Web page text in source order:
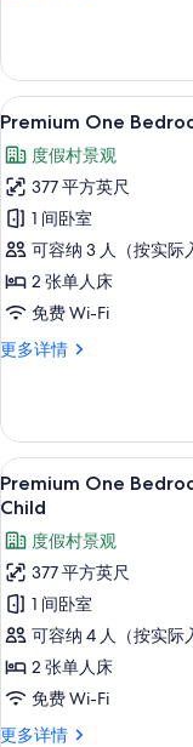
所
有
照
片
with
Balcony
2
Children
更
多
信
息
显
示
Premium
One
Bedroom
Apartment
with
Balcony
3
Adults
所
有
照
片
8
Premium One
度假村景观
377 平方英尺
1 间卧室
可容纳 3 人（按实际
2 张单人床
免费 Wi-Fi
更多详情
Premium
with
Balcony
3
Adults
多
信
息
显
示
Premium
One
Bedroom
Apartment
with
Balcony
3
Adults+1
8
Premium One
Child
度假村景观
377 平方英尺
1 间卧室
可容纳 4 人（按实际
2 张单人床
免费 Wi-Fi
更多详情
Premium